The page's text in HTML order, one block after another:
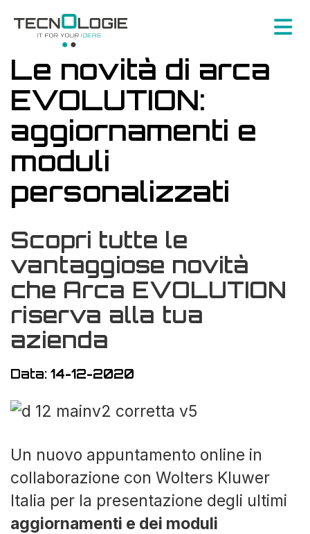
Le novità di arca
EVOLUTION:
aggiornamenti e
moduli
personalizzati
Scopri tutte le
vantaggiose novità
che Arca EVOLUTION
riserva alla tua
azienda
Data: 14-12-2020
Un nuovo appuntamento online in
collaborazione con Wolters Kluwer
Italia per la presentazione degli ultimi
aggiornamenti e dei moduli